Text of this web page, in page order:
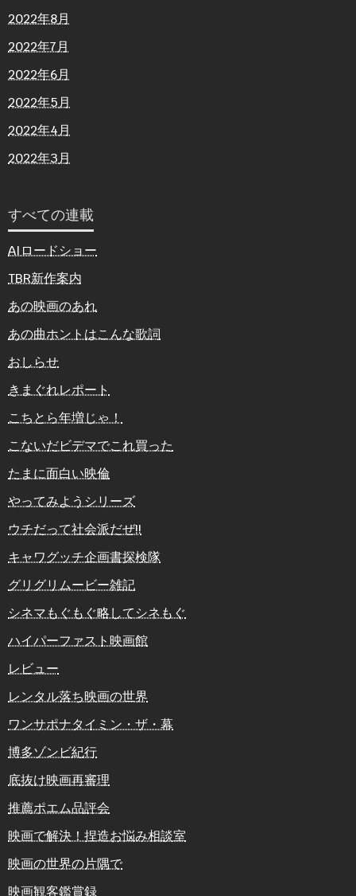
2022年8月
2022年7月
2022年6月
2022年5月
2022年4月
2022年3月
すべての連載
AIロードショー
TBR新作案内
あの映画のあれ
あの曲ホントはこんな歌詞
おしらせ
きまぐれレポート
こちとら年増じゃ！
こないだビデマでこれ買った
たまに面白い映倫
やってみようシリーズ
ウチだって社会派だぜ!!
キャワグッチ企画書探検隊
グリグリムービー雑記
シネマもぐもぐ略してシネもぐ
ハイパーファスト映画館
レビュー
レンタル落ち映画の世界
ワンサポナタイミン・ザ・幕
博多ゾンビ紀行
底抜け映画再審理
推薦ポエム品評会
映画で解決！捏造お悩み相談室
映画の世界の片隅で
映画観客鑑賞録